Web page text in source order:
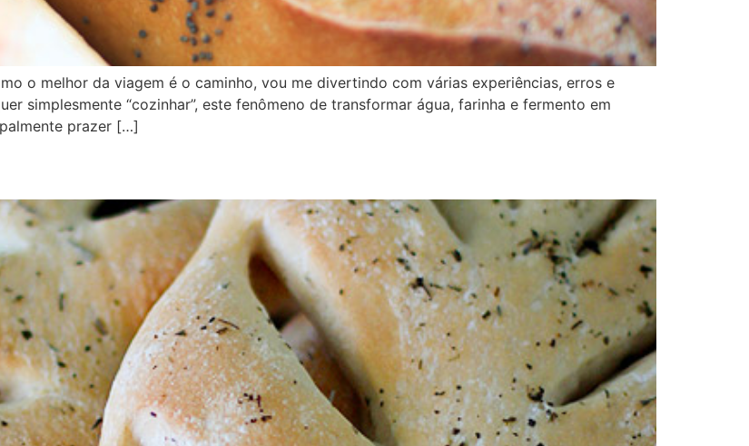
o melhor da viagem é o caminho, vou me divertindo com várias experiências, erros e
simplesmente “cozinhar”, este fenômeno de transformar água, farinha e fermento em
prazer […]